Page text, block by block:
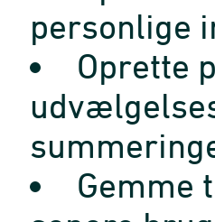
personlige
Oprette